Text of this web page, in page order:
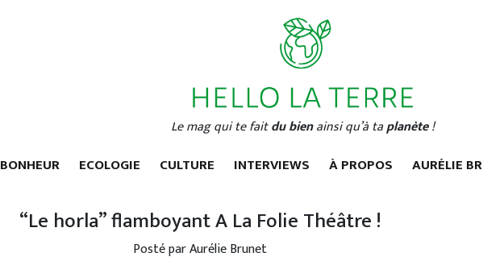
Le mag qui te faitdu bienainsi qu’à taplanète!
BONHEUR ECOLOGIE CULTURE INTERVIEWS À PROPOS AURÉLIE
“Le horla” flamboyant A La Folie Théâtre !
Posté par Aurélie Brunet